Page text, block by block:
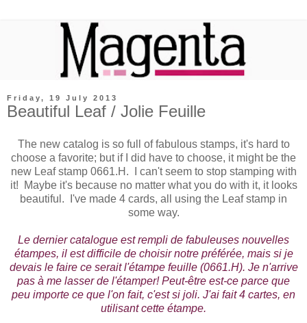
Friday, 19 July 2013
Beautiful Leaf / Jolie Feuille
The new catalog is so full of fabulous stamps, it's hard to
choose a favorite; but if I did have to choose, it might be the
new Leaf stamp 0661.H. I can't seem to stop stamping with
it! Maybe it's because no matter what you do with it, it looks
beautiful. I've made 4 cards, all using the Leaf stamp in
some way.
Le dernier catalogue est rempli de fabuleuses nouvelles
étampes, il est difficile de choisir notre préférée, mais si je
devais le faire ce serait l'étampe feuille (0661.H). Je n'arrive
pas à me lasser de l'étamper! Peut-être est-ce parce que
peu importe ce que l'on fait, c'est si joli. J'ai fait 4 cartes, en
utilisant cette étampe.